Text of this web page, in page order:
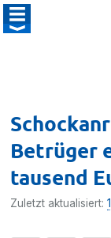
Betrüger
tausend
Zuletzt aktualisiert: